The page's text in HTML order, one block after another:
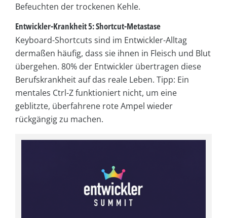
Befeuchten der trockenen Kehle.
Entwickler-Krankheit 5: Shortcut-Metastase
Keyboard-Shortcuts sind im Entwickler-Alltag
dermaßen häufig, dass sie ihnen in Fleisch und Blut
übergehen. 80% der Entwickler übertragen diese
Berufskrankheit auf das reale Leben. Tipp: Ein
mentales Ctrl-Z funktioniert nicht, um eine
geblitzte, überfahrene rote Ampel wieder
rückgängig zu machen.